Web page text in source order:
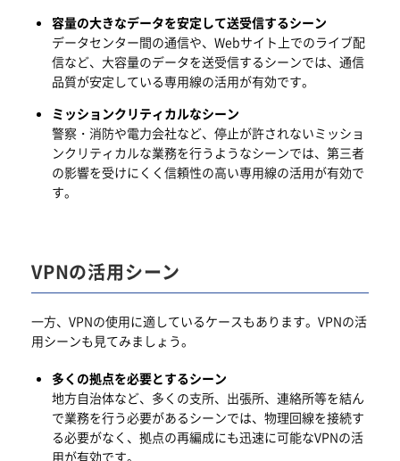
容量の大きなデータを安定して送受信するシーン
データセンター間の通信や、Webサイト上でのライブ配
信など、大容量のデータを送受信するシーンでは、通信
品質が安定している専用線の活用が有効です。
ミッションクリティカルなシーン
警察・消防や電力会社など、停止が許されないミッショ
ンクリティカルな業務を行うようなシーンでは、第三者
の影響を受けにくく信頼性の高い専用線の活用が有効で
す。
VPNの活用シーン
一方、VPNの使用に適しているケースもあります。VPNの活
用シーンも見てみましょう。
多くの拠点を必要とするシーン
地方自治体など、多くの支所、出張所、連絡所等を結ん
で業務を行う必要があるシーンでは、物理回線を接続す
る必要がなく、拠点の再編成にも迅速に可能なVPNの活
用が有効です。